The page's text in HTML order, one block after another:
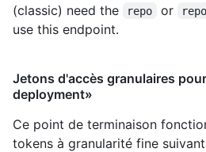
(classic) need the
repo or
use this endpoint.
Jetons d'accès granulaires
deployment»
Ce point de terminaison
tokens à granularité fine